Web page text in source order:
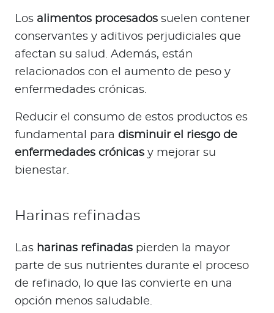
Los alimentos procesados suelen contener
conservantes y aditivos perjudiciales que
afectan su salud. Además, están
relacionados con el aumento de peso y
enfermedades crónicas.
Reducir el consumo de estos productos es
fundamental para disminuir el riesgo de
enfermedades crónicas y mejorar su
bienestar.
Harinas refinadas
Las harinas refinadas pierden la mayor
parte de sus nutrientes durante el proceso
de refinado, lo que las convierte en una
opción menos saludable.